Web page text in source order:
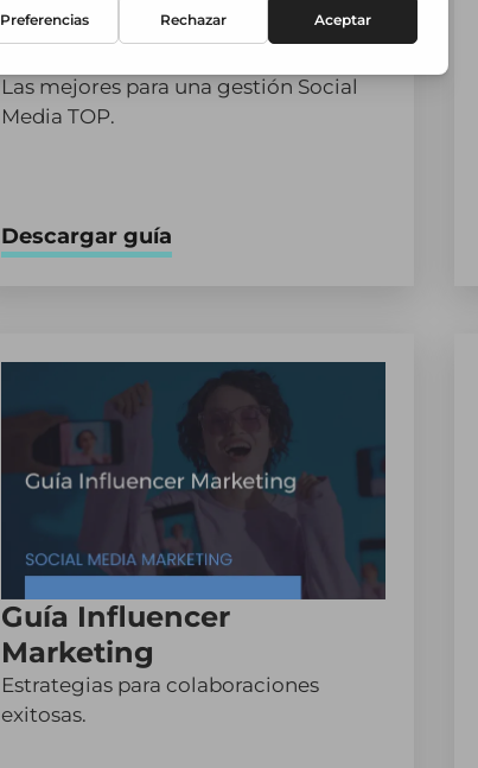
Guía Herramientas Social
Media 2024
Las mejores para una gestión Social
Media TOP.
Descargar guía
Guía Influencer
Marketing
Estrategias para colaboraciones
exitosas.